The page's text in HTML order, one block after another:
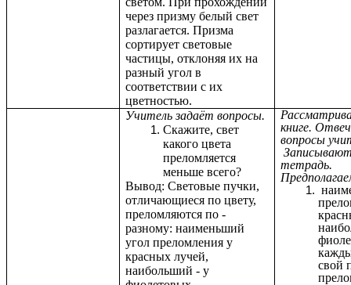
через призму белый свет
разлагается. Призма
сортирует световые
частицы, отклоняя их на
разный угол в
соответствии с их
цветностью.
Учитель задаёт вопросы.
Скажите, свет
какого цвета
преломляется
меньше всего?
Вывод: Световые пучки,
отличающиеся по цвету,
преломляются по -
разному: наименьший
угол преломления у
красных лучей,
наибольший - у
книге.
вопросы
тетрадь.
свой